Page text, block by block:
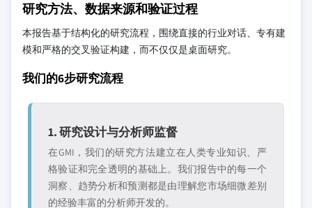
研究方法、数据来源和验证过程
本报告基于结构化的研究流程，围绕直接的行业对话、专有建
模和严格的交叉验证构建，而不仅仅是桌面研究。
我们的6步研究流程
1. 研究设计与分析师监督
在GMI，我们的研究方法建立在人类专业知识、严
格验证和完全透明的基础上。我们报告中的每一个
洞察、趋势分析和预测都是由理解您市场细微差别
的经验丰富的分析师开发的。